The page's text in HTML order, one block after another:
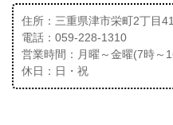
住所：三重県津市栄町2丁目
電話：059-228-1310
営業時間：月曜～金曜(7時～
休日：日・祝